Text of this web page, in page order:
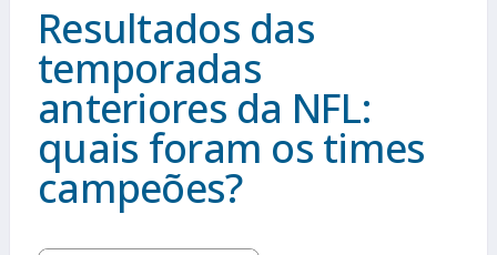
Resultados das
temporadas
anteriores da NFL:
quais foram os times
campeões?